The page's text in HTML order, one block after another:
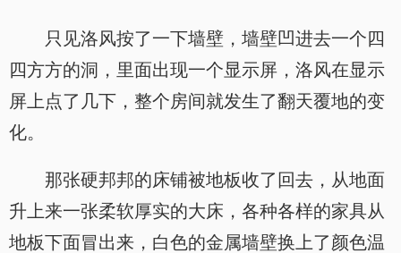
只见洛风按了一下墙壁，墙壁凹进去一个四
四方方的洞，里面出现一个显示屏，洛风在显示
屏上点了几下，整个房间就发生了翻天覆地的变
化。
那张硬邦邦的床铺被地板收了回去，从地面
升上来一张柔软厚实的大床，各种各样的家具从
地板下面冒出来，白色的金属墙壁换上了颜色温